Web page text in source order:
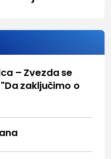
– Zvezda se
zaključimo o